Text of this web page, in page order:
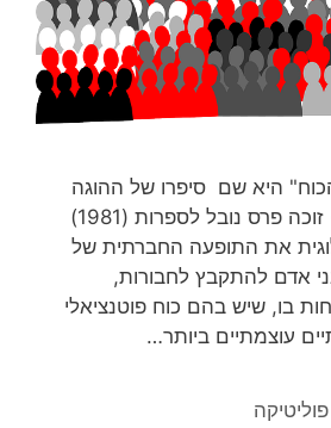
היא שם סיפרו של ההוגה
אליאס קנטי (1960) זוכה פרס נובל לספרות (1981)
את התופעה החברתית של
אדם להתקבץ לחבורות,
בו, שיש בהם כוח פוטנציאלי
עוצמתיים ביותר…
פוליטיקה